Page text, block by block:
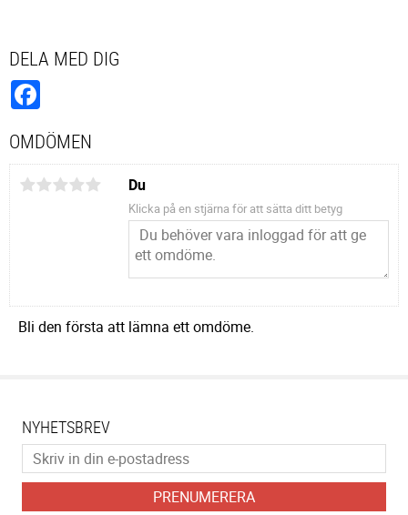
DELA MED DIG
OMDÖMEN
Du
Klicka på en stjärna för att sätta ditt betyg
Bli den första att lämna ett omdöme.
NYHETSBREV
PRENUMERERA